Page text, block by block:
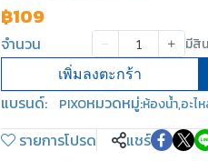
฿109
จำนวน มีสิ
เพิ่มลงตะกร้า
แบรนด์: PIXOหมวดหมู่:ห้องน้ำ,อะไ
รายการโปรด แชร์